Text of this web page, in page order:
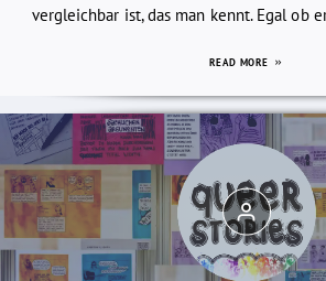
vergleichbar ist, das man kennt. Egal ob
READ MORE